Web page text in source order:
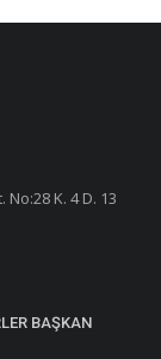
K. 4 D. 13
BAŞKAN